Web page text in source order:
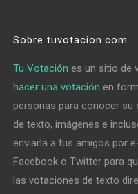
Sobre tuvotacion.com
Tu Votación es un sitio de
hacer una votación en
personas para conocer su
de texto, imágenes e
enviarla a tus amigos por
Facebook o Twitter para
las votaciones de texto